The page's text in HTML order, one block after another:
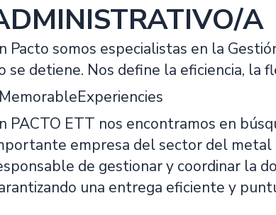
A
Pacto somos especialistas en la
se detiene. Nos define la eficiencia, la
PACTO ETT nos encontramos en
empresa del sector del metal
de gestionar y coordinar la
una entrega eficiente y